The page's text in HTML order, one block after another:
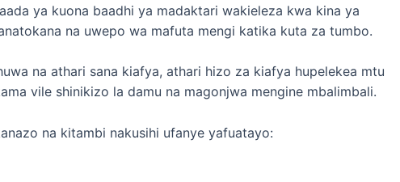
ya kuona baadhi ya madaktari wakieleza kwa kina ya
na uwepo wa mafuta mengi katika kuta za tumbo.
na athari sana kiafya, athari hizo za kiafya hupelekea mtu
vile shinikizo la damu na magonjwa mengine mbalimbali.
na kitambi nakusihi ufanye yafuatayo: